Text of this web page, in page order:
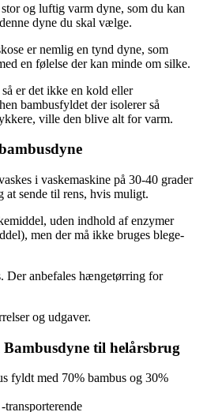
og luftig varm dyne, som du kan
dyne du skal vælge.
er nemlig en tynd dyne, som
en følelse der kan minde om silke.
er det ikke en kold eller
bambusfyldet der isolerer så
ville den blive alt for varm.
i vaskemaskine på 30-40 grader
at sende til rens, hvis muligt.
uden indhold af enzymer
men der må ikke bruges blege-
Der anbefales hængetørring for
og udgaver.
til helårsbrug
fyldt med 70% bambus og 30%
transporterende